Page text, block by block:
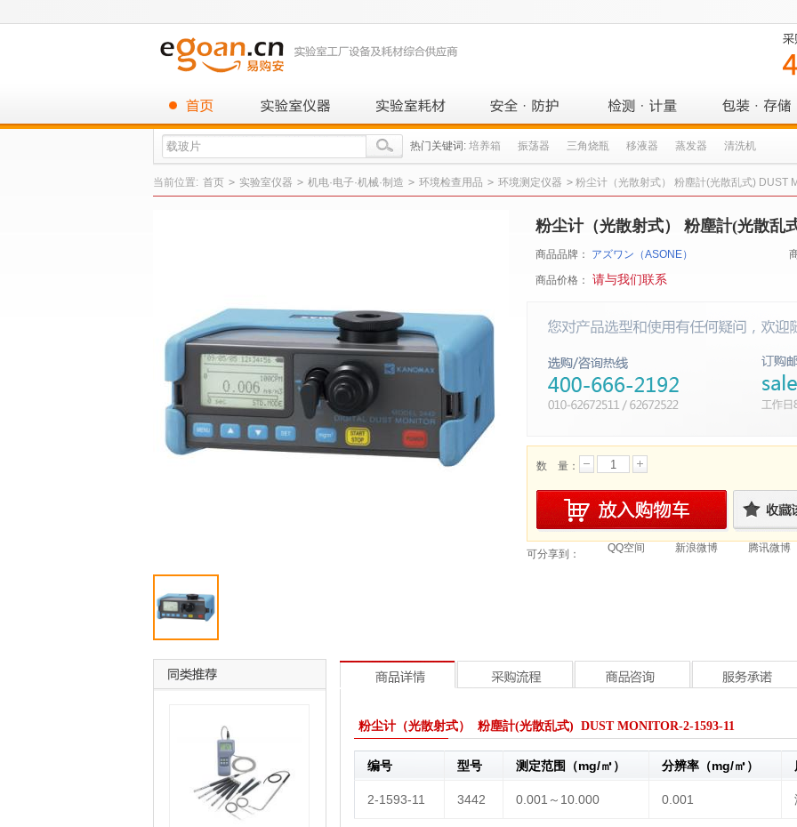
热门关键词: 培养箱 振荡器 三角烧瓶 移液器 蒸发器 清洗机
当前位置: 首页 > 实验室仪器 > 机电·电子·机械·制造 > 环境检查用品 > 环境测定仪器 > 粉尘计（光散射式） 粉塵計(光散乱式) DUST
粉尘计（光散射式） 粉塵計(光散乱
商品品牌： アズワン（ASONE）
商品价格： 请与我们联系
数 量：
可分享到： QQ空间 新浪微博 腾讯微博
粉尘计（光散射式） 粉塵計(光散乱式) DUST MONITOR-2-1593-11
编号 型号 测定范围（mg/㎥） 分辨率（mg/㎥）
2-1593-11 3442 0.001～10.000 0.001